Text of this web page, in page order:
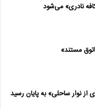
نادری» می‌شود
از نوار ساحلی» به پایان رسید